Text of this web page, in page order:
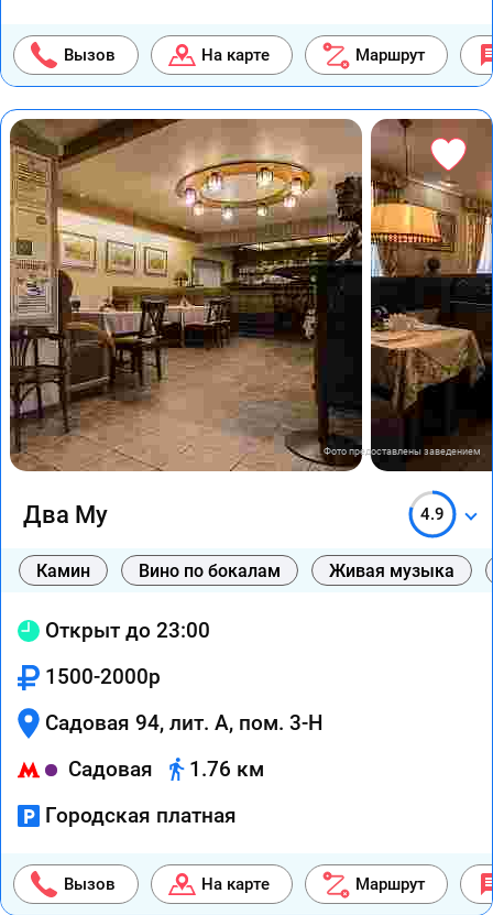
Вызов На карте Маршрут
Фото предоставлены заведением
Два Му 4.9
Камин Вино по бокалам Живая музыка
Открыт до 23:00
1500-2000р
Садовая 94, лит. А, пом. 3-Н
Садовая
1.76 км
Городская платная
Вызов На карте Маршрут